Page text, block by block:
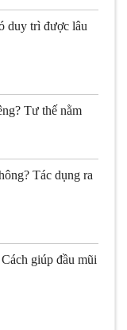
duy trì được lâu
Tư thế nằm
Tác dụng ra
giúp đầu mũi